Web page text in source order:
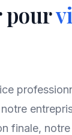
pour
finale,